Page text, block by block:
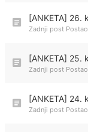
[ANKETA] 26.
Zadnji post
[ANKETA] 25.
Zadnji post
[ANKETA] 24.
Zadnji post